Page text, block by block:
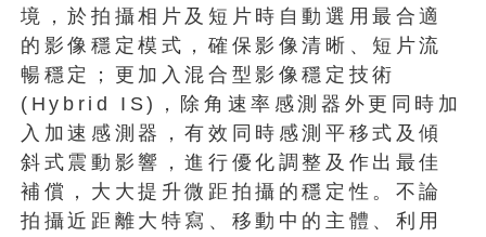
境，於拍攝相片及短片時自動選用最合適
的影像穩定模式，確保影像清晰、短片流
暢穩定；更加入混合型影像穩定技術
(Hybrid IS)，除角速率感測器外更同時加
入加速感測器，有效同時感測平移式及傾
斜式震動影響，進行優化調整及作出最佳
補償，大大提升微距拍攝的穩定性。不論
拍攝近距離大特寫、移動中的主體、利用